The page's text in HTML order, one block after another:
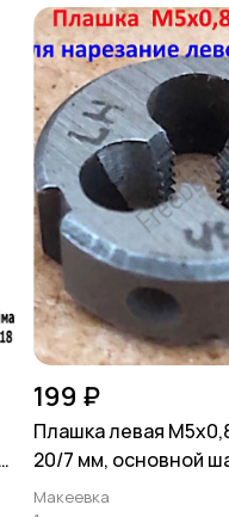
199 ₽
Плашка левая
20/7 мм, основной
9740-71.
Макеевка